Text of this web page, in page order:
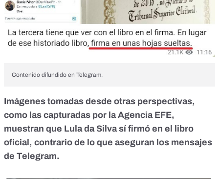
Contenido difundido en Telegram.
Imágenes tomadas desde otras perspectivas,
como las capturadas por la Agencia EFE,
muestran que Lula da Silva sí firmó en el libro
oficial, contrario de lo que aseguran los mensajes
de Telegram.